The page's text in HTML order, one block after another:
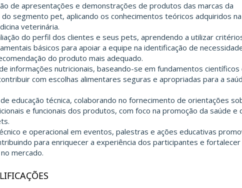
de apresentações e demonstrações de produtos das marcas da
segmento pet, aplicando os conhecimentos teóricos adquiridos na
veterinária.
do perfil dos clientes e seus pets, aprendendo a utilizar
básicos para apoiar a equipe na identificação de
do produto mais adequado.
informações nutricionais, baseando-se em fundamentos científicos
com escolhas alimentares seguras e apropriadas para a
educação técnica, colaborando no fornecimento de orientações
e funcionais dos produtos, com foco na promoção da saúde e
e operacional em eventos, palestras e ações educativas
para enriquecer a experiência dos participantes e fortalecer
mercado.